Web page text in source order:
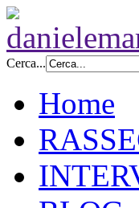
Cerca...
Home